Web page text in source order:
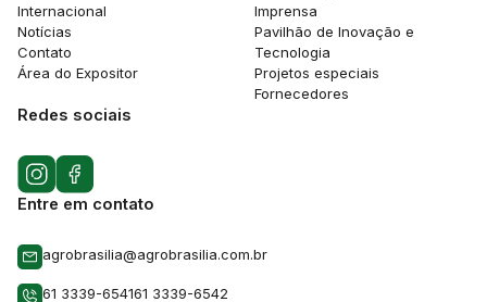
Internacional
Notícias
Contato
Área do Expositor
Imprensa
Pavilhão de Inovação e
Tecnologia
Projetos especiais
Fornecedores
Redes sociais
Entre em contato
agrobrasilia@agrobrasilia.com.br
61 3339-654161 3339-6542